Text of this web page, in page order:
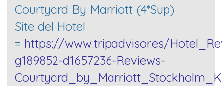
Courtyard By Marriott (4*Sup)
Site del Hotel
= https://www.tripadvisor.es/
g189852-d1657236-Reviews-